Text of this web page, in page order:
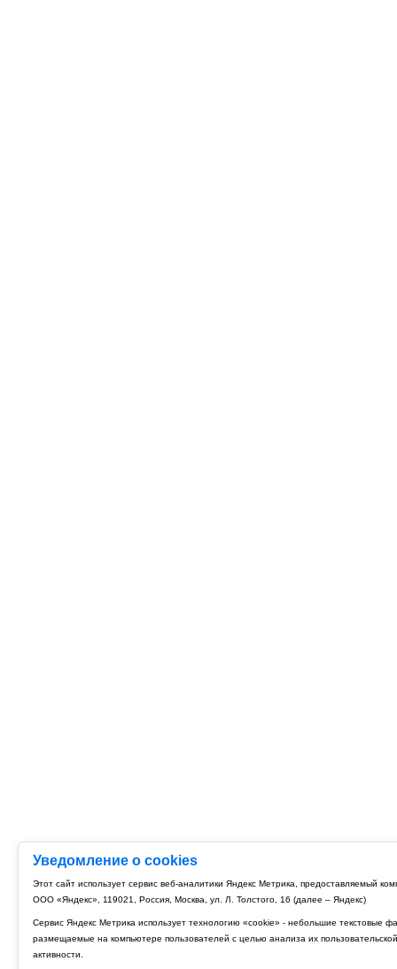
Уведомление о cookies
Этот сайт использует сервис веб-аналитики Яндекс Метрика, предоставляемый
ООО «Яндекс», 119021, Россия, Москва, ул. Л. Толстого, 16 (далее – Яндекс)
Сервис Яндекс Метрика использует технологию «cookie» - небольшие текстовые
размещаемые на компьютере пользователей с целью анализа их пользовательской
активности.